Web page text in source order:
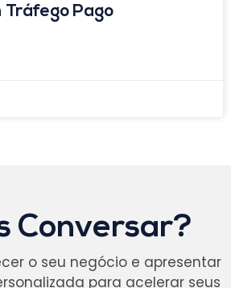
Tráfego Pago
Conversar?
o seu negócio e apresentar
para acelerar seus